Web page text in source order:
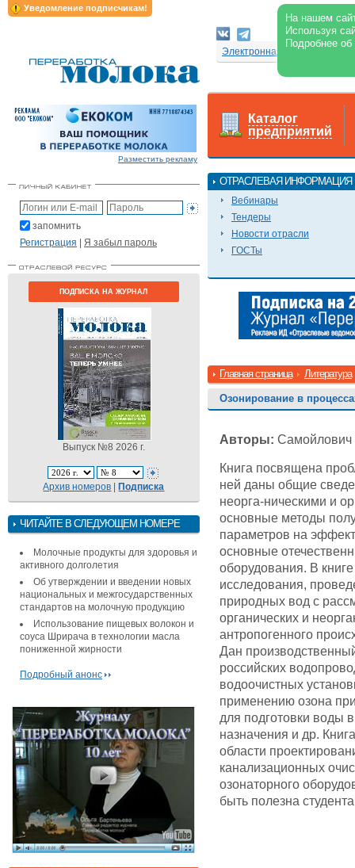
Уведомление подписчикам!
На нашем
Используя
Подробнее
Электронная версия
Разместить рекламу
запомнить
Регистрация | Я забыл пароль
ПОДПИСКА НА ЖУРНАЛ
Выпуск №8 2026 г.
Архив номеров |Подписка
ЧИТАЙТЕ В СЛЕДУЮЩЕМ НОМЕРЕ
Молочные продукты для здоровья и
активного долголетия
Об утверждении и введении новых
национальных и межгосударственных
стандартов на молочную продукцию
Использование пищевых волокон и
соуса Шрирача в технологии масла
пониженной жирности
Подробный анонс
Каталог
предприятий
ОТРАСЛЕВАЯ ИНФОРМАЦИЯ
Вебинары
Тендеры
Новости отрасли
ГОСТы
Главная страница Литература
Озонирование в
Авторы: Самойлович
Книга посвящена
ней даны общие
неорга-ническими и
основные методы
параметров на
основные
оборудования. В
исследования,
природных вод с
органических и
антропогенного
Дан
российских
водоочистных
применению озона
для подготовки воды
назначения и др.
области
канализационных
озонаторного
быть полезна